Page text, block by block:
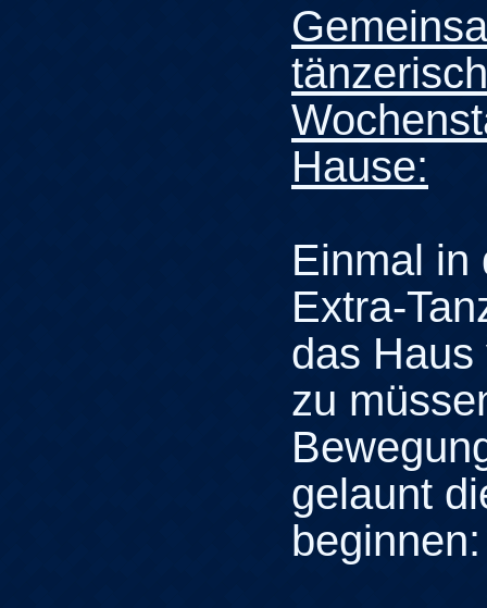
Hause:
Einmal in
Extra-
das
zu
gelaunt
beginnen: